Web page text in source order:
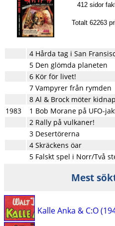
412 sidor
Totalt 62263
4 Hårda tag i San
5 Den glömda planeten
6 Kör för livet!
7 Vampyrer från rymden
8 Al & Brock möter
1983
1 Bob Morane på UFO-
2 Rally på vulkaner!
3 Desertörerna
4 Skräckens öar
5 Falskt spel i Norr/Två
Mest
Kalle Anka & C:O